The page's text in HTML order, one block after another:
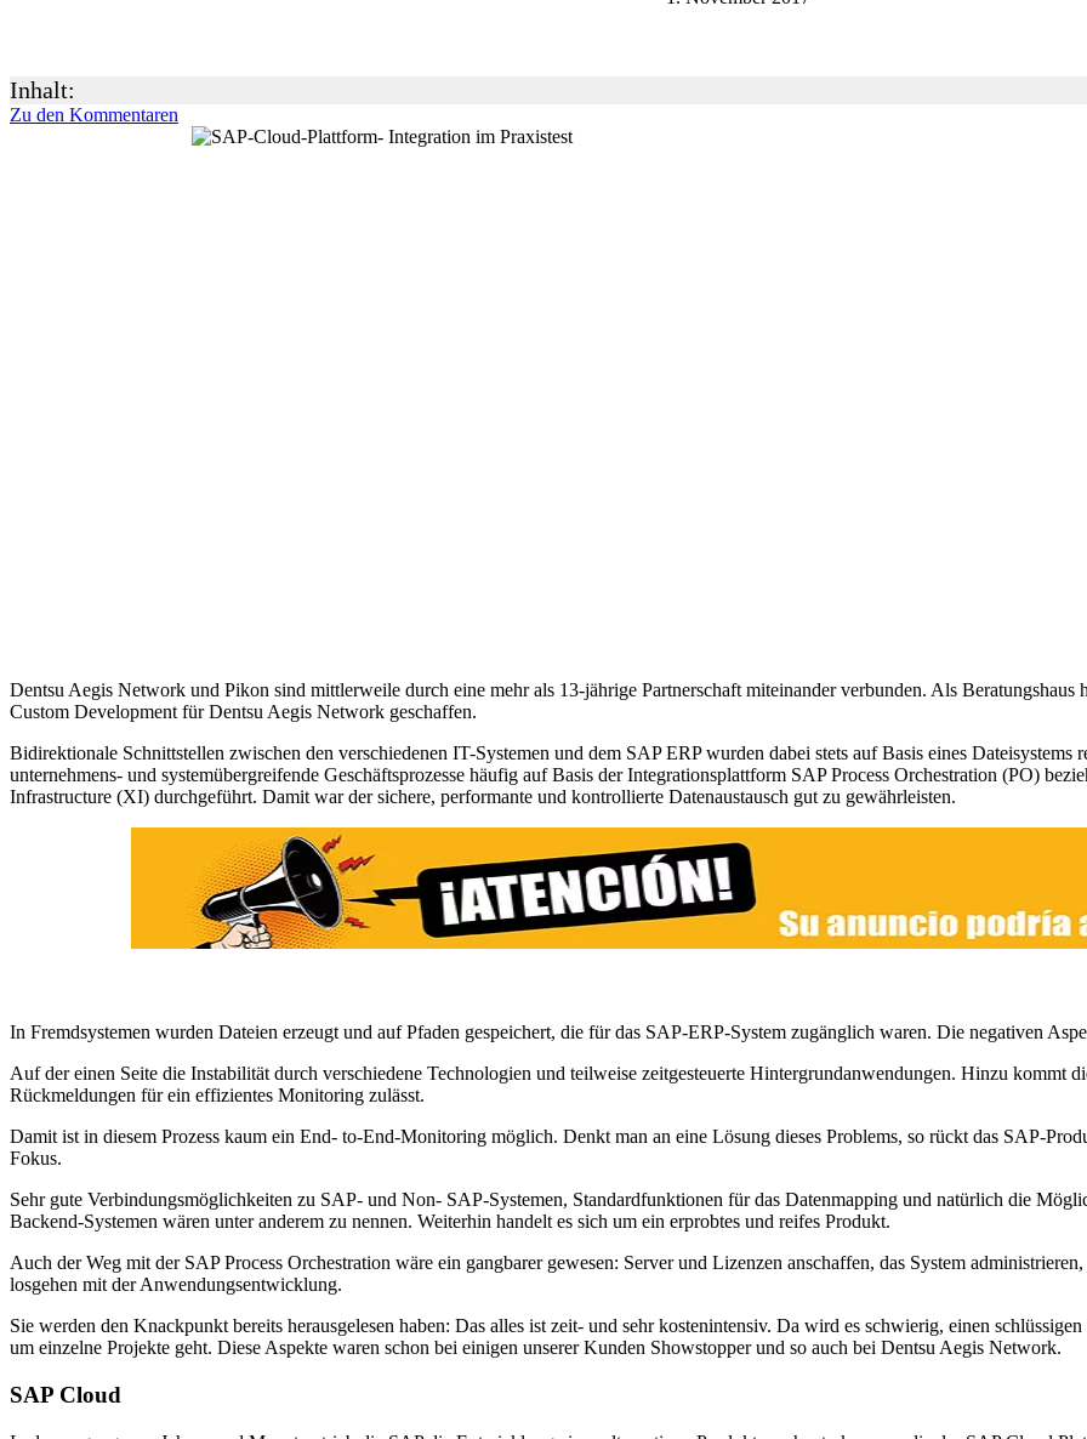
Inhalt:
Zu den Kommentaren
Dentsu Aegis Network und Pikon sind mittlerweile durch eine mehr als 13-jährige Partnerschaft miteinander verbunden. Als
Custom Development für Dentsu Aegis Network geschaffen.
Bidirektionale Schnittstellen zwischen den verschiedenen IT-Systemen und dem SAP ERP wurden dabei stets auf Basis eines Dateisystems
unternehmens- und systemübergreifende Geschäftsprozesse häufig auf Basis der Integrationsplattform SAP Process Orchestration (PO)
Infrastructure (XI) durchgeführt. Damit war der sichere, performante und kontrollierte Datenaustausch gut zu gewährleisten.
In Fremdsystemen wurden Dateien erzeugt und auf Pfaden gespeichert, die für das SAP-ERP-System zugänglich waren. Die negativen
Auf der einen Seite die Instabilität durch verschiedene Technologien und teilweise zeitgesteuerte Hintergrundanwendungen. Hinzu kommt
Rückmeldungen für ein effizientes Monitoring zulässt.
Damit ist in diesem Prozess kaum ein End- to-End-Monitoring möglich. Denkt man an eine Lösung dieses Problems, so rückt das SAP-
Fokus.
Sehr gute Verbindungsmöglichkeiten zu SAP- und Non- SAP-Systemen, Standardfunktionen für das Datenmapping und natürlich die
Backend-Systemen wären unter anderem zu nennen. Weiterhin handelt es sich um ein erprobtes und reifes Produkt.
Auch der Weg mit der SAP Process Orchestration wäre ein gangbarer gewesen: Server und Lizenzen anschaffen, das System
losgehen mit der Anwendungsentwicklung.
Sie werden den Knackpunkt bereits herausgelesen haben: Das alles ist zeit- und sehr kostenintensiv. Da wird es schwierig, einen
um einzelne Projekte geht. Diese Aspekte waren schon bei einigen unserer Kunden Showstopper und so auch bei Dentsu Aegis Network.
SAP Cloud